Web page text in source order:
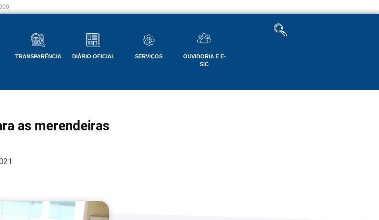
TRANSPARÊNCIA DIÁRIO OFICIAL SERVIÇOS
OUVIDORIA E E-
SIC
as merendeiras